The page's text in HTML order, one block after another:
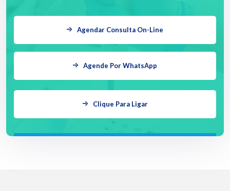
Agendar Consulta On-Line
Agende Por WhatsApp
Clique Para Ligar